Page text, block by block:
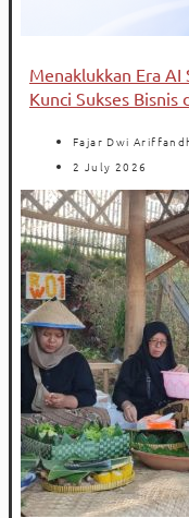
Menaklukkan Era AI
Kunci Sukses Bisnis
Fajar Dwi
2 July 2026